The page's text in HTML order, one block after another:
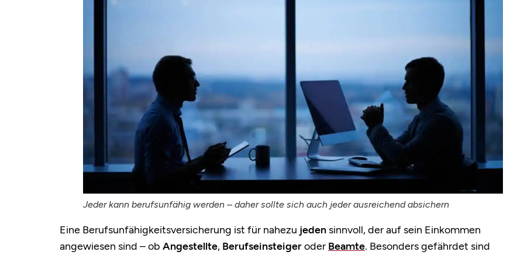
Jeder kann berufsunfähig werden – daher sollte sich auch jeder ausreichend absichern
Eine Berufsunfähigkeitsversicherung ist für nahezu jeden sinnvoll, der auf sein Einkommen
angewiesen sind – ob Angestellte, Berufseinsteigeroder Beamte. Besonders gefährdet sind